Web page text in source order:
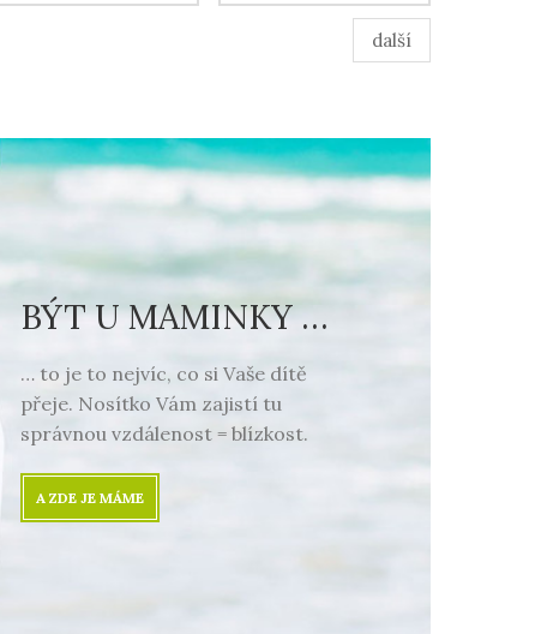
další
BÝT U MAMINKY …
… to je to nejvíc, co si Vaše dítě
přeje. Nosítko Vám zajistí tu
správnou vzdálenost = blízkost.
A ZDE JE MÁME